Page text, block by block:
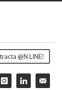
@N LINE!